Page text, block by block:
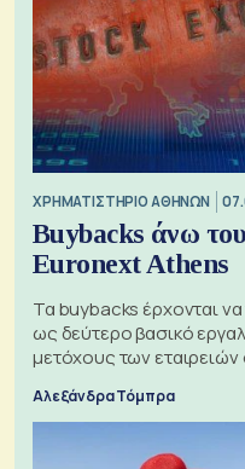
XΡΗΜΑΤΙΣΤΗΡΙΟ ΑΘΗΝΩΝ
Buybacks άνω του
Euronext Athens
Τα buybacks έρχονται
ως δεύτερο βασικό
μετόχους των
Αλεξάνδρα Τόμπρα